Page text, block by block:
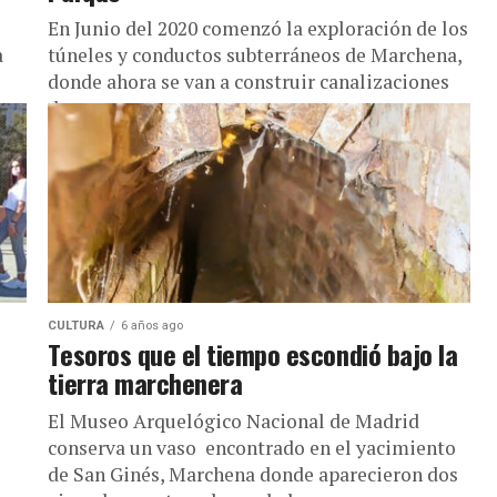
En Junio del 2020 comenzó la exploración de los
túneles y conductos subterráneos de Marchena,
donde ahora se van a construir canalizaciones
de agua y una...
CULTURA 6 años ago
Tesoros que el tiempo escondió bajo la
tierra marchenera
El Museo Arquelógico Nacional de Madrid
conserva un vaso encontrado en el yacimiento
de San Ginés, Marchena donde aparecieron dos